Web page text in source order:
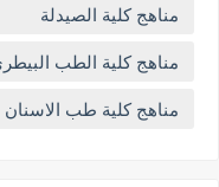
مناهج كلية الصيدلة
مناهج كلية الطب
مناهج كلية طب الاسنان